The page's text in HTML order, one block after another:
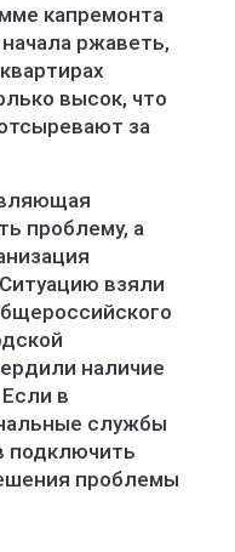
капремонта
ржаветь,
высок, что
за
проблему, а
взяли
наличие
в
службы
подключить
проблемы